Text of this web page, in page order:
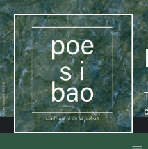
Aller
au
contenu